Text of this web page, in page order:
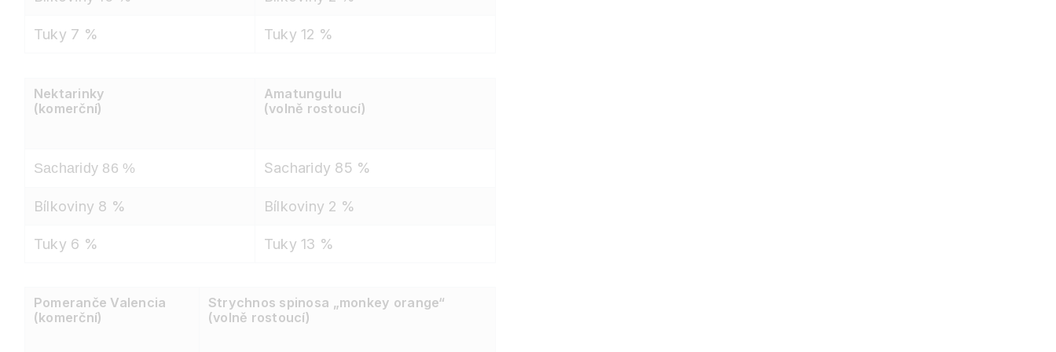
Tuky 7 % Tuky 12 %
Nektarinky
(komerční)
Amatungulu
(volně rostoucí)
Sacharidy 86 % Sacharidy 85 %
Bílkoviny 8 % Bílkoviny 2 %
Tuky 6 % Tuky 13 %
Pomeranče Valencia
(komerční)
Strychnos spinosa „monkey orange“
(volně rostoucí)